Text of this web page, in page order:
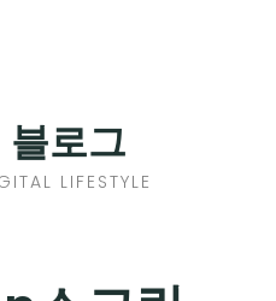
로그
LIFESTYLE